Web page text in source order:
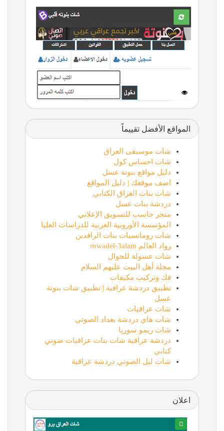
المواقع الأفضل تقييماً
شات موسيقى العراق
شات احساس كول
دليل مواقع بنوتة عسل
اضف موقعك | دليل المواقع
شات بنات العراق الكتابي
دردشة بنات عسل
متجر حاسب للتسويق الإعلاني
المؤسسة الأوروبية العربية للدراسات العليا
شات رومانسيات بنات الرافدين
رواد العالم rowadel-3alam
شات عسولة للجوال
مجلة أهل البيت عليهم السلام
فك وتركيب مكيفات
تطبيق دردشة عراقية | تطبيق شات بنوتة
عسل
شات عراقيات
شات هاي دردشة بغداد الصوتي
شات ريمو سوريا
دردشة عراقية شات بنات عراقيات صوتي
كتابي
شات ليل الصوتي دردشة عراقية
اعلان